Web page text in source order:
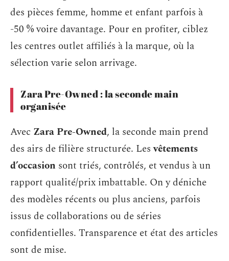
des pièces femme, homme et enfant parfois à
-50 % voire davantage. Pour en profiter, ciblez
les centres outlet affiliés à la marque, où la
sélection varie selon arrivage.
Zara Pre-Owned : la seconde main
organisée
Avec Zara Pre-Owned, la seconde main prend
des airs de filière structurée. Lesvêtements
d’occasion sont triés, contrôlés, et vendus à un
rapport qualité/prix imbattable. On y déniche
des modèles récents ou plus anciens, parfois
issus de collaborations ou de séries
confidentielles. Transparence et état des articles
sont de mise.